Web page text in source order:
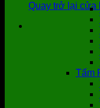
Quay trở lại cửa
Tấm